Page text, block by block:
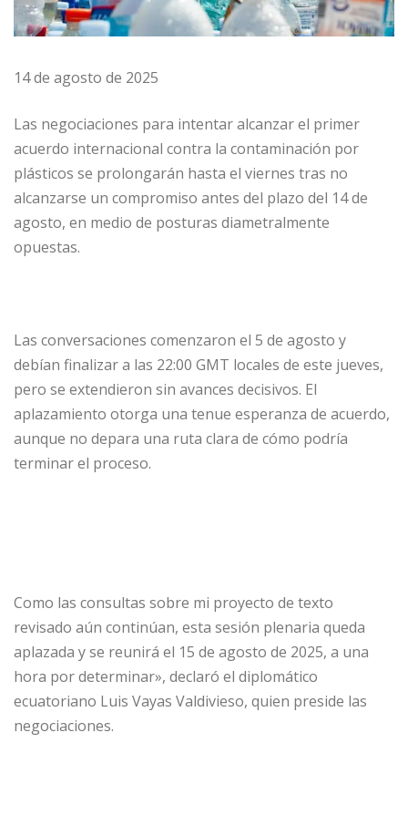
14 de agosto de 2025
Las negociaciones para intentar alcanzar el primer
acuerdo internacional contra la contaminación por
plásticos se prolongarán hasta el viernes tras no
alcanzarse un compromiso antes del plazo del 14 de
agosto, en medio de posturas diametralmente
opuestas.
Las conversaciones comenzaron el 5 de agosto y
debían finalizar a las 22:00 GMT locales de este jueves,
pero se extendieron sin avances decisivos. El
aplazamiento otorga una tenue esperanza de acuerdo,
aunque no depara una ruta clara de cómo podría
terminar el proceso.
Como las consultas sobre mi proyecto de texto
revisado aún continúan, esta sesión plenaria queda
aplazada y se reunirá el 15 de agosto de 2025, a una
hora por determinar», declaró el diplomático
ecuatoriano Luis Vayas Valdivieso, quien preside las
negociaciones.